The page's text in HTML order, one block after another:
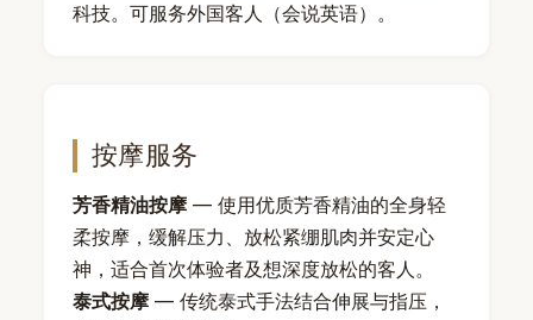
科技。可服务外国客人（会说英语）。
按摩服务
芳香精油按摩 — 使用优质芳香精油的全身轻
柔按摩，缓解压力、放松紧绷肌肉并安定心
神，适合首次体验者及想深度放松的客人。
泰式按摩 — 传统泰式手法结合伸展与指压，